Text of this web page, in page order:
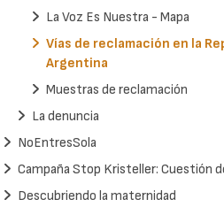
La Voz Es Nuestra - Mapa
Vías de reclamación en la
Argentina
Muestras de reclamación
La denuncia
NoEntresSola
Campaña Stop Kristeller: Cuestión
Descubriendo la maternidad